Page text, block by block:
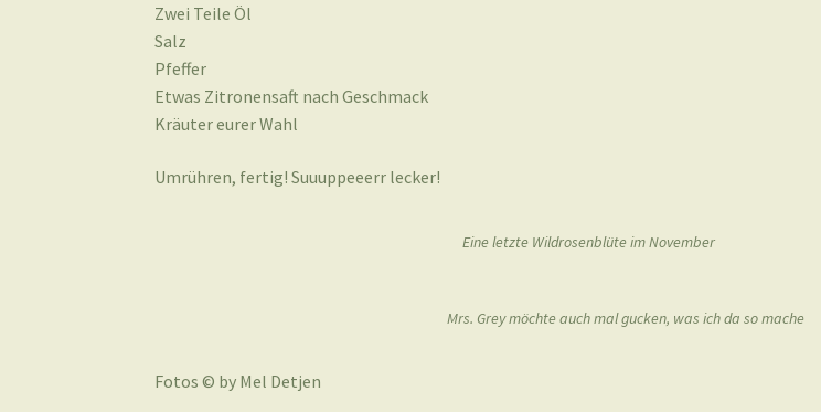
Zwei Teile Öl
Salz
Pfeffer
Etwas Zitronensaft nach Geschmack
Kräuter eurer Wahl
Umrühren, fertig! Suuuppeeerr lecker!
Eine letzte Wildrosenblüte im November
Mrs. Grey möchte auch mal gucken, was ich da so mache
Fotos © by Mel Detjen